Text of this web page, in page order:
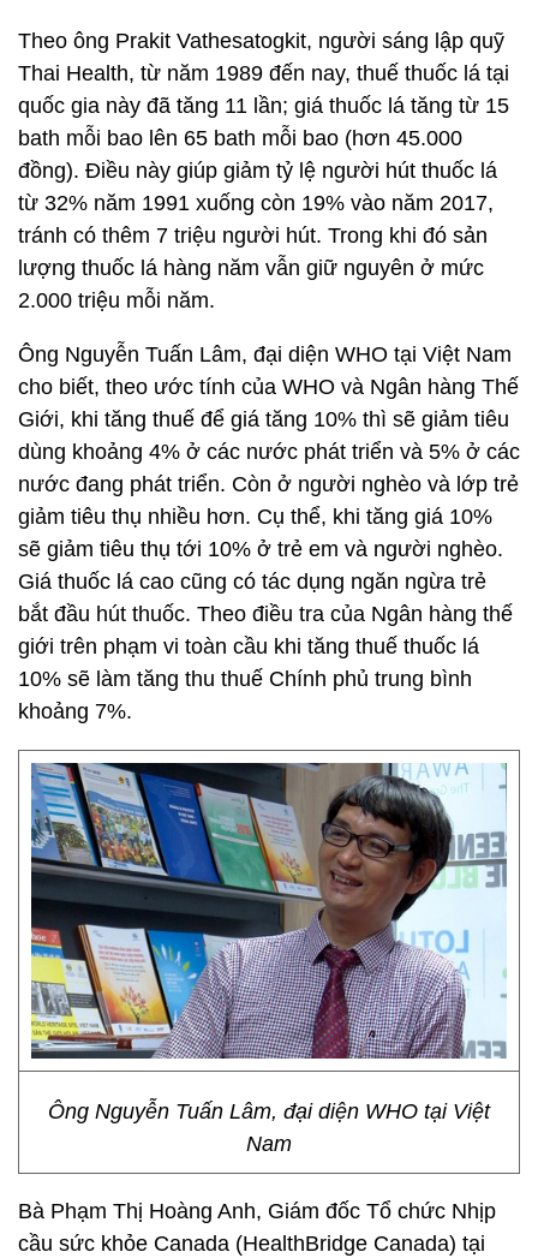
Theo ông Prakit Vathesatogkit, người sáng lập quỹ
Thai Health, từ năm 1989 đến nay, thuế thuốc lá tại
quốc gia này đã tăng 11 lần; giá thuốc lá tăng từ 15
bath mỗi bao lên 65 bath mỗi bao (hơn 45.000
đồng). Điều này giúp giảm tỷ lệ người hút thuốc lá
từ 32% năm 1991 xuống còn 19% vào năm 2017,
tránh có thêm 7 triệu người hút. Trong khi đó sản
lượng thuốc lá hàng năm vẫn giữ nguyên ở mức
2.000 triệu mỗi năm.
Ông Nguyễn Tuấn Lâm, đại diện WHO tại Việt Nam
cho biết, theo ước tính của WHO và Ngân hàng Thế
Giới, khi tăng thuế để giá tăng 10% thì sẽ giảm tiêu
dùng khoảng 4% ở các nước phát triển và 5% ở các
nước đang phát triển. Còn ở người nghèo và lớp trẻ
giảm tiêu thụ nhiều hơn. Cụ thể, khi tăng giá 10%
sẽ giảm tiêu thụ tới 10% ở trẻ em và người nghèo.
Giá thuốc lá cao cũng có tác dụng ngăn ngừa trẻ
bắt đầu hút thuốc. Theo điều tra của Ngân hàng thế
giới trên phạm vi toàn cầu khi tăng thuế thuốc lá
10% sẽ làm tăng thu thuế Chính phủ trung bình
khoảng 7%.
Ông Nguyễn Tuấn Lâm, đại diện WHO tại Việt
Nam
Bà Phạm Thị Hoàng Anh, Giám đốc Tổ chức Nhịp
cầu sức khỏe Canada (HealthBridge Canada) tại